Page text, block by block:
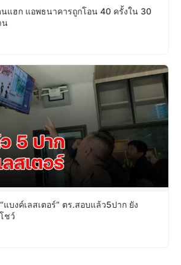
แฮก แอพธนาคารถูกโอน 40 ครั้งใน 30
น
แบงค์เลสเตอร์” ตร.สอบแล้ว5ปาก ยัง
ชว์